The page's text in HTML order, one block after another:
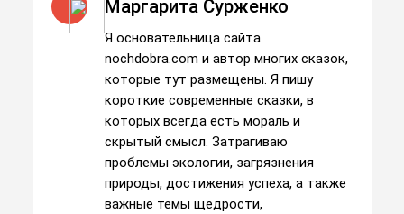
Маргарита Сурженко
Я основательница сайта
nochdobra.com и автор многих сказок,
которые тут размещены. Я пишу
короткие современные сказки, в
которых всегда есть мораль и
скрытый смысл. Затрагиваю
проблемы экологии, загрязнения
природы, достижения успеха, а также
важные темы щедрости,